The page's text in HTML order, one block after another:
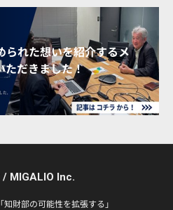
られた想いを紹介するメ
ただきました！
/ MIGALIO Inc.
財部の可能性を拡張する」